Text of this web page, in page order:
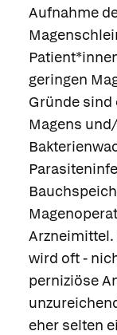
Aufnahme
geringen
Gründe sind
Magens
Arzneimittel.
wird oft -
perniziöse
eher selten